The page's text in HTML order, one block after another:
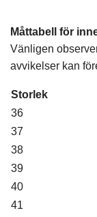
Måttabell för
Vänligen
avvikelser kan
Storlek
36
37
38
39
40
41